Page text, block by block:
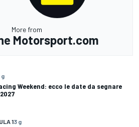
More from
Motorsport.com
g
Weekend: ecco le date da segnare
13 g